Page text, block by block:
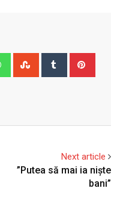
WhatsappStumbleUpon
Tumblr
Next article
”Putea să mai ia niște
bani”